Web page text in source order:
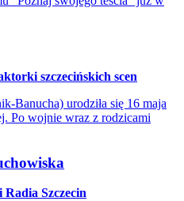
szczecińskich scen
Banucha) urodziła się 16 maja
Po wojnie wraz z rodzicami
Szczecin